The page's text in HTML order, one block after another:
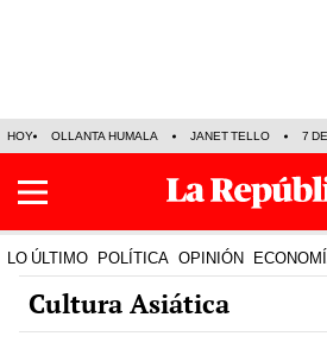
HOY OLLANTA HUMALA JANET TELLO 7
LO ÚLTIMO POLÍTICA OPINIÓN
Cultura Asiática